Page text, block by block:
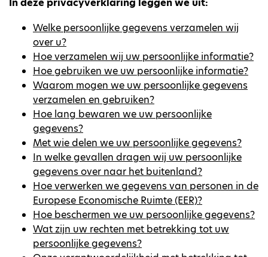
Welke persoonlijke gegevens verzamelen wij
over u?
Hoe verzamelen wij uw persoonlijke informatie?
Hoe gebruiken we uw persoonlijke informatie?
Waarom mogen we uw persoonlijke gegevens
verzamelen en gebruiken?
Hoe lang bewaren we uw persoonlijke
gegevens?
Met wie delen we uw persoonlijke gegevens?
In welke gevallen dragen wij uw persoonlijke
gegevens over naar het buitenland?
Hoe verwerken we gegevens van personen in de
Europese Economische Ruimte (EER)?
Hoe beschermen we uw persoonlijke gegevens?
Wat zijn uw rechten met betrekking tot uw
persoonlijke gegevens?